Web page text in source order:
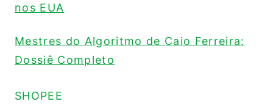
nos EUA
Mestres do Algoritmo de Caio Ferreira:
Dossiê Completo
SHOPEE